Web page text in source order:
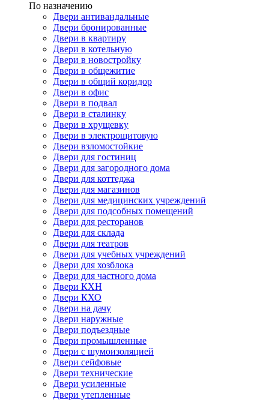
По назначению
Двери антивандальные
Двери бронированные
Двери в квартиру
Двери в котельную
Двери в новостройку
Двери в общежитие
Двери в общий коридор
Двери в офис
Двери в подвал
Двери в сталинку
Двери в хрущевку
Двери в электрощитовую
Двери взломостойкие
Двери для гостиниц
Двери для загородного дома
Двери для коттеджа
Двери для магазинов
Двери для медицинских учреждений
Двери для подсобных помещений
Двери для ресторанов
Двери для склада
Двери для театров
Двери для учебных учреждений
Двери для хозблока
Двери для частного дома
Двери КХН
Двери КХО
Двери на дачу
Двери наружные
Двери подъездные
Двери промышленные
Двери с шумоизоляцией
Двери сейфовые
Двери технические
Двери усиленные
Двери утепленные